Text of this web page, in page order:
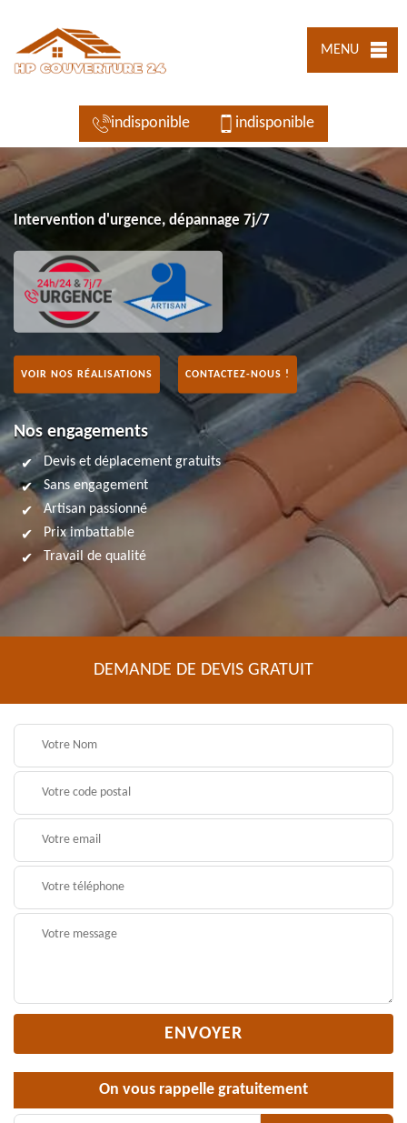
MENU
indisponible indisponible
Intervention d'urgence, dépannage 7j/7
VOIR NOS RÉALISATIONS CONTACTEZ-NOUS !
Nos engagements
Devis et déplacement gratuits
Sans engagement
Artisan passionné
Prix imbattable
Travail de qualité
DEMANDE DE DEVIS GRATUIT
On vous rappelle gratuitement